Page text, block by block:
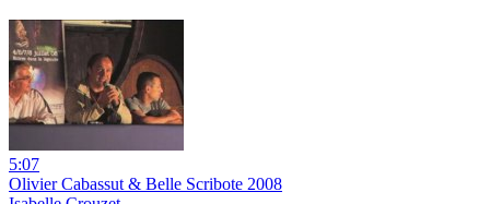
5:07
Olivier Cabassut & Belle Scribote 2008